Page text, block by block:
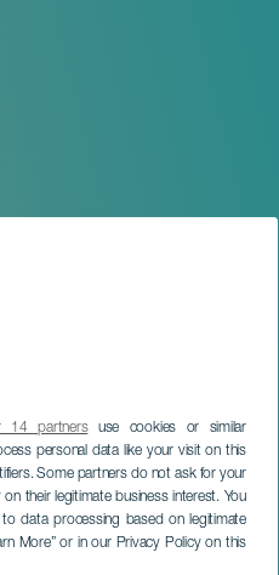
14 partnersuse cookies or similar
personal data like your visit on this
Some partners do not ask for your
their legitimate business interest. You
data processing based on legitimate
More” or in our Privacy Policy on this
“LOS
TENERIFE